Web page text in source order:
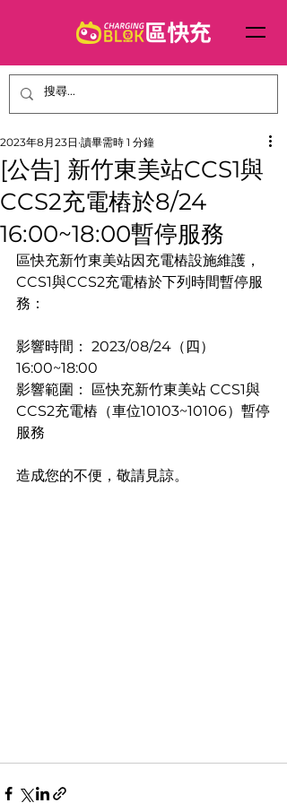
[公告] 新竹東美站CCS1與
CCS2充電樁於8/24
16:00~18:00暫停服務
2023年8月23日 讀畢需時 1 分鐘
區快充新竹東美站因充電樁設施維護，
CCS1與CCS2充電樁於下列時間暫停服
務：
影響時間： 2023/08/24（四）
16:00~18:00
影響範圍： 區快充新竹東美站 CCS1與
CCS2充電樁（車位10103~10106）暫停
服務
造成您的不便，敬請見諒。